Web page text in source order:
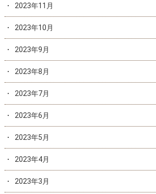
2023年11月
2023年10月
2023年9月
2023年8月
2023年7月
2023年6月
2023年5月
2023年4月
2023年3月